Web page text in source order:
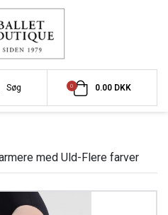
Søg 0 0.00 DKK
med Uld-Flere farver